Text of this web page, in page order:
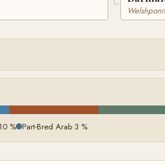
% Part-Bred Arab 3 %